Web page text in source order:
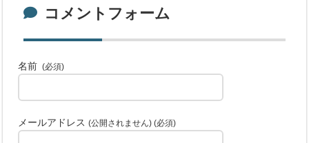
コメントフォーム
名前 (必須)
メールアドレス(公開されません) (必須)